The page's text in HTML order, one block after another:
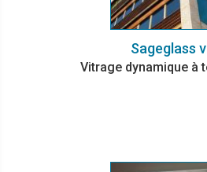
Sageglass
Vitrage dynamique à